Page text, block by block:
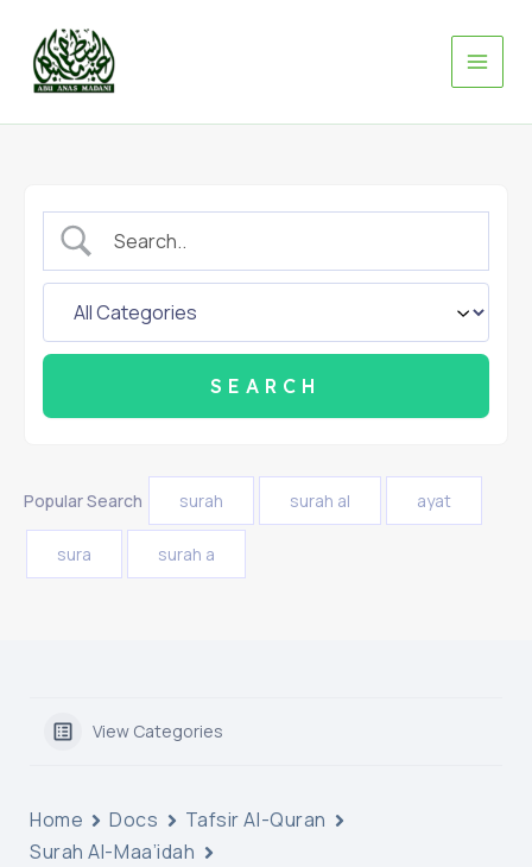
content
Popular Search surah surah al ayat
sura surah a
View Categories
Home Docs
Tafsir Al-Quran
Surah Al-Maa’idah